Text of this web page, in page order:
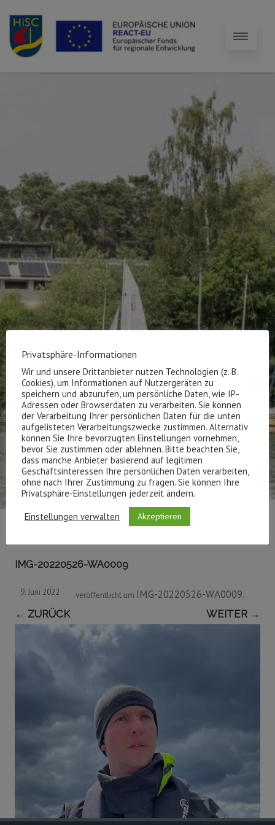
IMG-20220526-WA0009
veröffentlicht
9. Juni 2022 um IMG-20220526-WA0009.
← ZURÜCK WEITER →
Privatsphäre-Informationen
Wir und unsere Drittanbieter nutzen Technologien (z. B.
Cookies), um Informationen auf Nutzergeräten zu
speichern und abzurufen, um persönliche Daten, wie IP-
Adressen oder Browserdaten zu verarbeiten. Sie können
der Verarbeitung Ihrer persönlichen Daten für die unten
aufgelisteten Verarbeitungszwecke zustimmen. Alternativ
können Sie Ihre bevorzugten Einstellungen vornehmen,
bevor Sie zustimmen oder ablehnen. Bitte beachten Sie,
dass manche Anbieter basierend auf legitimen
Geschäftsinteressen Ihre persönlichen Daten verarbeiten,
ohne nach Ihrer Zustimmung zu fragen. Sie können Ihre
Privatsphäre-Einstellungen jederzeit ändern.
Einstellungen verwalten
Akzeptieren